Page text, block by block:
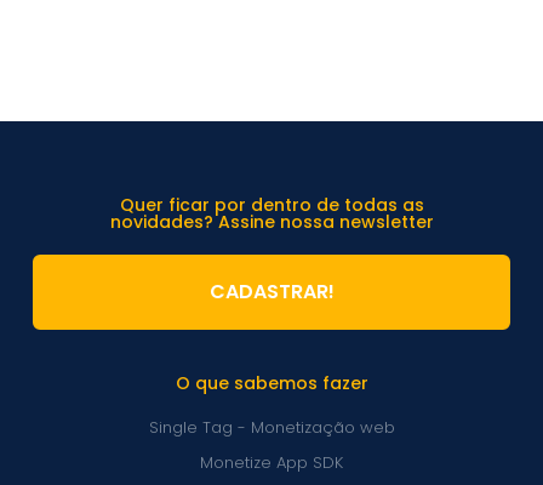
O que sabemos fazer
Single Tag - Monetização web
Monetize App SDK
Quer ficar por dentro de todas as
novidades? Assine nossa newsletter
CADASTRAR!